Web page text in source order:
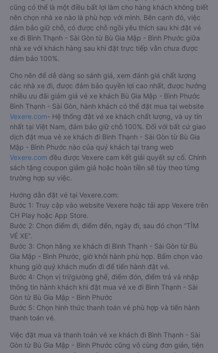
cũng có thể là một điều bất lợi làm cho hàng khách không biết
nên chọn nhà xe nào là phù hợp với mình. Bên cạnh đó, việc
đảm bảo giữ chỗ, có được chỗ ngồi yêu thích sau khi đặt vé
xe đi Bình Thạnh - Sài Gòn từ Bù Gia Mập - Bình Phước giữa
nhà xe với khách hàng sau khi đặt trực tiếp vẫn chưa được
đảm bảo 100%.
Cho nên để dễ dàng so sánh giá, xem đánh giá chất lượng
các nhà xe đi, được đảm bảo quyền lợi cao nhất, được hưởng
nhiều ưu đãi giảm giá vé xe khách Bù Gia Mập - Bình Phước
Bình Thạnh - Sài Gòn, hành khách có thể đặt mua tại website
Vexere.com- Hệ thống đặt vé xe khách chất lượng, và uy tín
nhất tại Việt Nam, đảm bảo giữ chỗ 100%. Đối với bất cứ giao
dịch đặt mua vé xe khách đi Bình Thạnh - Sài Gòn từ Bù Gia
Mập - Bình Phước nào của quý khách tại trang web
Vexere.com đều được Vexere cam kết giải quyết sự cố. Chính
sách tặng coupon giảm giá hoặc hoàn tiền sẽ tùy theo từng
trường hợp sự việc.
Hướng dẫn đặt vé tại Vexere.com:
Bước 1: Truy cập vào website Vexere hoặc tải app Vexere trên
CH Play hoặc App Store.
Bước 2: Chọn điểm đi, điểm đến, ngày đi, sau đó chọn “TÌM
VÉ XE”.
Bước 3: Chọn hãng xe khách đi Bình Thạnh - Sài Gòn từ Bù
Gia Mập - Bình Phước, giờ khởi hành phù hợp. Bấm chọn vào
khung giờ quý khách muốn đi để tiến hành đặt vé.
Bước 4: Chọn vị trí/giường ghế, điểm đón, điểm trả và nhập
thông tin hành khách khi đặt mua vé xe đi Bình Thạnh - Sài
Gòn từ Bù Gia Mập - Bình Phước
Bước 5: Chọn hình thức thanh toán vé phù hợp và tiến hành
thanh toán vé.
Việc đặt mua và thanh toán vé xe khách đi Bình Thạnh - Sài
Gòn từ Bù Gia Mập - Bình Phước cũng vô cùng đơn giản, tiện